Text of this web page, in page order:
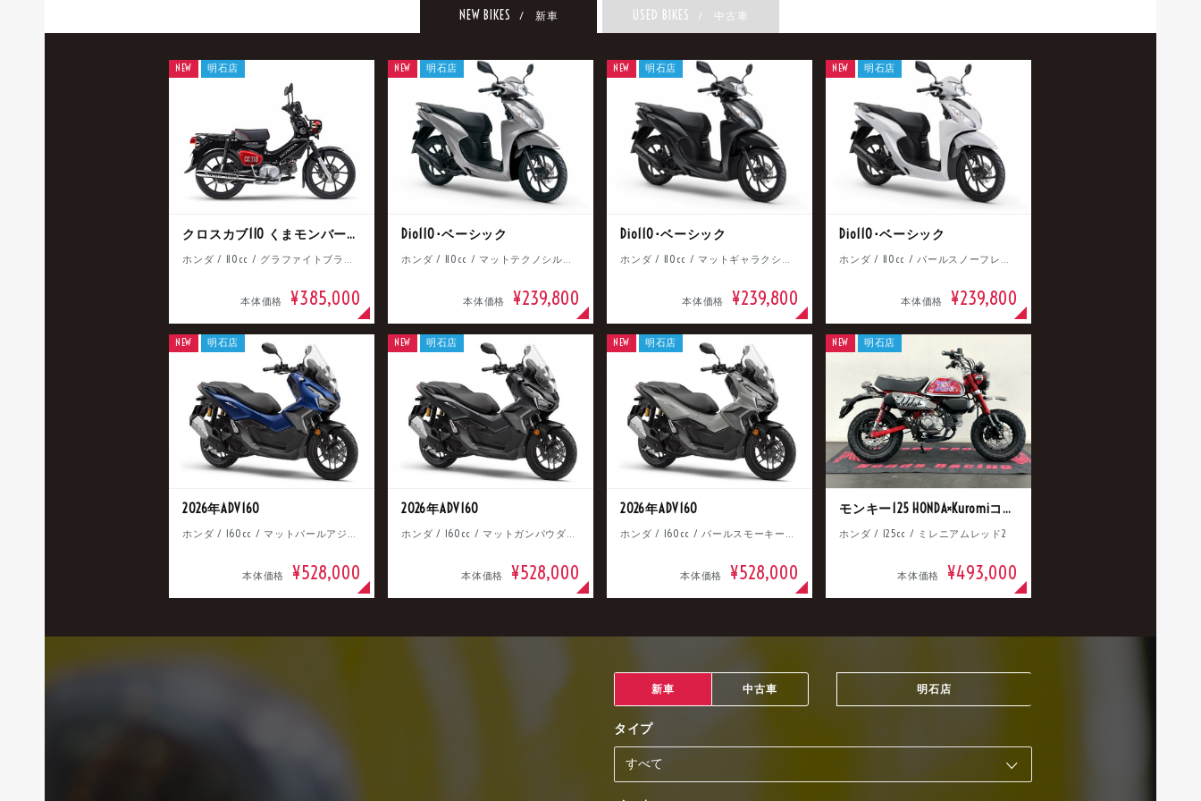
NEW BIKES / 新車 USED BIKES / 中古車
クロスカブ110 くまモンバージョン
ホンダ / 110cc / グラファイトブラック
本体価格 ¥385,000
NEW 明石店
Dio110･ベーシック
ホンダ / 110cc / マットテクノシルバーメタリック
本体価格 ¥239,800
NEW 明石店
Dio110･ベーシック
ホンダ / 110cc / マットギャラクシーブラックメタリック
本体価格 ¥239,800
NEW 明石店
Dio110･ベーシック
ホンダ / 110cc / パールスノーフレークホワイト
本体価格 ¥239,800
NEW 明石店
2026年ADV160
ホンダ / 160cc / マットパールアジャイルブルー
本体価格 ¥528,000
NEW 明石店
2026年ADV160
ホンダ / 160cc / マットガンパウダーブラックメタリック
本体価格 ¥528,000
NEW 明石店
2026年ADV160
ホンダ / 160cc / パールスモーキーグレー
本体価格 ¥528,000
NEW 明石店
モンキー125 HONDA×Kuromiコラボ
ホンダ / 125cc / ミレニアムレッド2
本体価格 ¥493,000
NEW 明石店
新車 中古車 明石店
タイプ